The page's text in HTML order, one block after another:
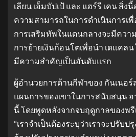
เลียน เอ็มบัปเป้ และ แฮร์รี เคน สิ่ง
ความสามารถในการดำเนินการเ
การเสริมทัพในแดนกลางจะมีคว
การย้ายเงินก้อนโตเพื่อนำ เดแคล
มีความสำคัญเป็นอันดับแรก
ผู้อำนวยการด้านกีฬาของ กันเนอร์
แผนการของเขาในการสนับสนุน อ
นี้ โดยพูดหลังจากจบฤดูกาลของพรี
“เราจำเป็นต้องระบุว่าเราจะปรับป